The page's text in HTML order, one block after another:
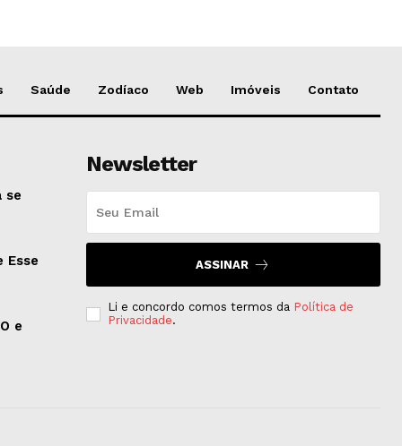
Saúde Zodíaco Web Imóveis Contato
se
Esse
e
Newsletter
ASSINAR
Li e concordo comos termos da Política de
Privacidade.